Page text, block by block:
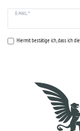
E-MAIL *
Hiermit bestätige ich, dass ich die